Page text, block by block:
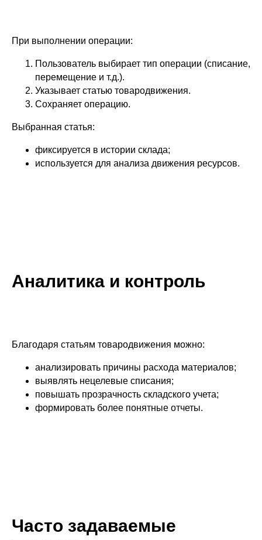
При выполнении операции:
Пользователь выбирает тип операции (списание,
перемещение и т.д.).
Указывает статью товародвижения.
Сохраняет операцию.
Выбранная статья:
фиксируется в истории склада;
используется для анализа движения ресурсов.
Аналитика и контроль
Благодаря статьям товародвижения можно:
анализировать причины расхода материалов;
выявлять нецелевые списания;
повышать прозрачность складского учета;
формировать более понятные отчеты.
Часто задаваемые